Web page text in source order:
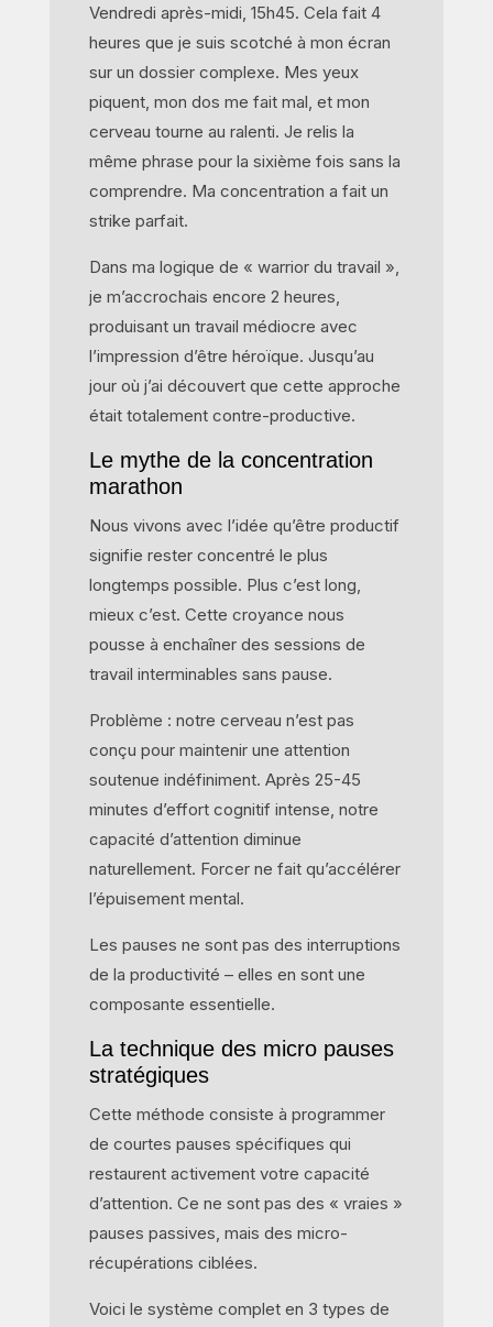
Vendredi après-midi, 15h45. Cela fait 4
heures que je suis scotché à mon écran
sur un dossier complexe. Mes yeux
piquent, mon dos me fait mal, et mon
cerveau tourne au ralenti. Je relis la
même phrase pour la sixième fois sans la
comprendre. Ma concentration a fait un
strike parfait.
Dans ma logique de « warrior du travail »,
je m’accrochais encore 2 heures,
produisant un travail médiocre avec
l’impression d’être héroïque. Jusqu’au
jour où j’ai découvert que cette approche
était totalement contre-productive.
Le mythe de la concentration
marathon
Nous vivons avec l’idée qu’être productif
signifie rester concentré le plus
longtemps possible. Plus c’est long,
mieux c’est. Cette croyance nous
pousse à enchaîner des sessions de
travail interminables sans pause.
Problème : notre cerveau n’est pas
conçu pour maintenir une attention
soutenue indéfiniment. Après 25-45
minutes d’effort cognitif intense, notre
capacité d’attention diminue
naturellement. Forcer ne fait qu’accélérer
l’épuisement mental.
Les pauses ne sont pas des interruptions
de la productivité – elles en sont une
composante essentielle.
La technique des micro pauses
stratégiques
Cette méthode consiste à programmer
de courtes pauses spécifiques qui
restaurent activement votre capacité
d’attention. Ce ne sont pas des « vraies »
pauses passives, mais des micro-
récupérations ciblées.
Voici le système complet en 3 types de